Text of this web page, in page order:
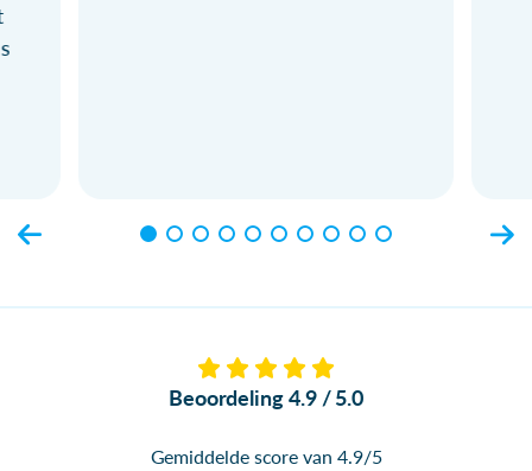
Beoordeling 4.9 / 5.0
Gemiddelde score van 4.9/5